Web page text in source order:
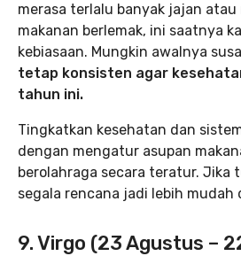
merasa terlalu banyak jajan atau
makanan berlemak, ini saatnya
kebiasaan. Mungkin awalnya
tetap konsisten agar
tahun ini.
Tingkatkan kesehatan dan
dengan mengatur asupan
berolahraga secara teratur. Jika
segala rencana jadi lebih mudah
9. Virgo (23 Agustus –